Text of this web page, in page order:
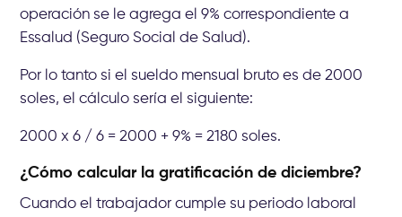
operación se le agrega el 9% correspondiente a
Essalud (Seguro Social de Salud).
Por lo tanto si el sueldo mensual bruto es de 2000
soles, el cálculo sería el siguiente:
2000 x 6 / 6 = 2000 + 9% = 2180 soles.
¿Cómo calcular la gratificación de diciembre?
Cuando el trabajador cumple su periodo laboral